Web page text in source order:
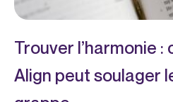
Trouver l’harmonie :
Align peut soulager